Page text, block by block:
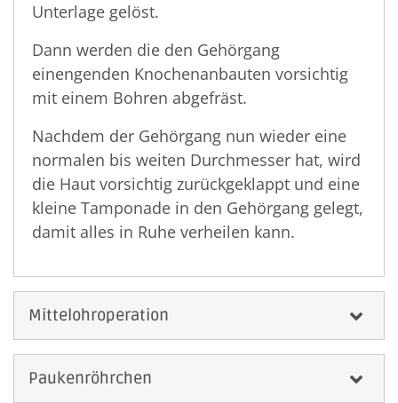
Unterlage gelöst.
Dann werden die den Gehörgang
einengenden Knochenanbauten vorsichtig
mit einem Bohren abgefräst.
Nachdem der Gehörgang nun wieder eine
normalen bis weiten Durchmesser hat, wird
die Haut vorsichtig zurückgeklappt und eine
kleine Tamponade in den Gehörgang gelegt,
damit alles in Ruhe verheilen kann.
Mittelohroperation
Paukenröhrchen